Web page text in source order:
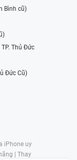
Bình cũ)
Thủ Đức
Đức Cũ)
iPhone uy
| Thay